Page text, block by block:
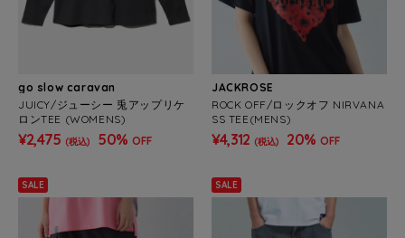
go slow caravan
JUICY/ジューシー 兎アップリケ
ロンTEE (WOMENS)
¥2,475 (税込) 50% OFF
JACKROSE
ROCK OFF/ロックオフ NIRVANA
SS TEE(MENS)
¥4,312 (税込) 20% OFF
SALE SALE